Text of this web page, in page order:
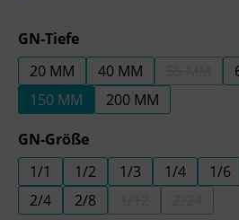
GN-Tiefeauswählen
20 MM
40 MM (DIESE
150 MM
200 MM
GN-Größeauswählen
1/1
1/2 1/3 1/4 1/6
2/4
2/8 (DIESE OPTION
(DIESE